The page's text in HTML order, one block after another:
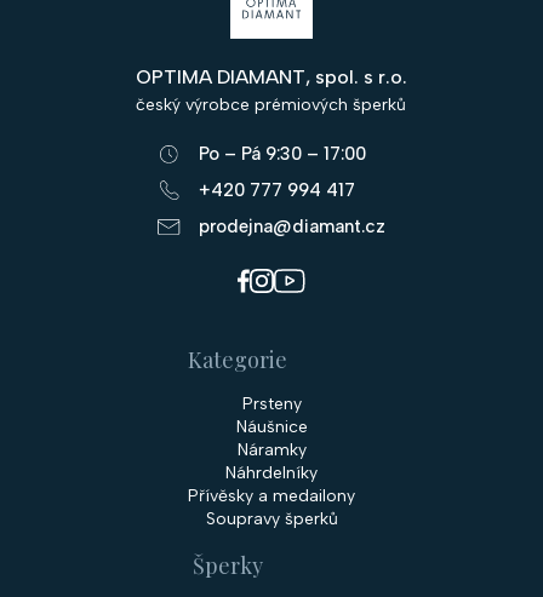
OPTIMA DIAMANT, spol. s r.o.
český výrobce prémiových šperků
Po – Pá 9:30 – 17:00
+420 777 994 417
prodejna@diamant.cz
Kategorie
Prsteny
Náušnice
Náramky
Náhrdelníky
Přívěsky a medailony
Soupravy šperků
Šperky